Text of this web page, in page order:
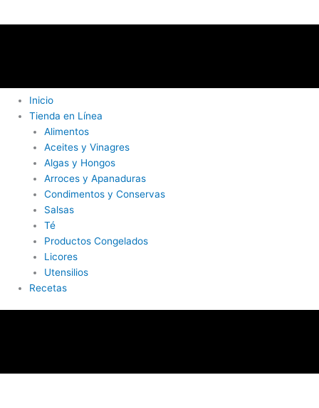
Inicio
Tienda en Línea
Alimentos
Aceites y Vinagres
Algas y Hongos
Arroces y Apanaduras
Condimentos y Conservas
Salsas
Té
Productos Congelados
Licores
Utensilios
Recetas